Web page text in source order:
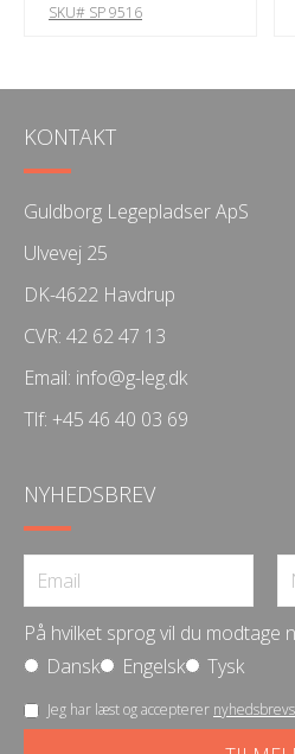
SKU# SP 9516
KONTAKT
Guldborg Legepladser ApS
Ulvevej 25
DK-4622 Havdrup
CVR: 42 62 47 13
Email: info@g-leg.dk
Tlf: +45 46 40 03 69
NYHEDSBREV
På hvilket sprog vil du modtage
Dansk
Engelsk Tysk
Jeg har læst og accepterer